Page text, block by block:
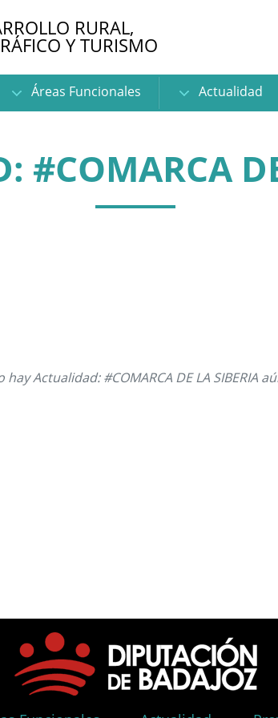
RURAL,
Y TURISMO
Áreas Funcionales Actualidad
#COMARCA
hay Actualidad: #COMARCA DE LA SIBERIA